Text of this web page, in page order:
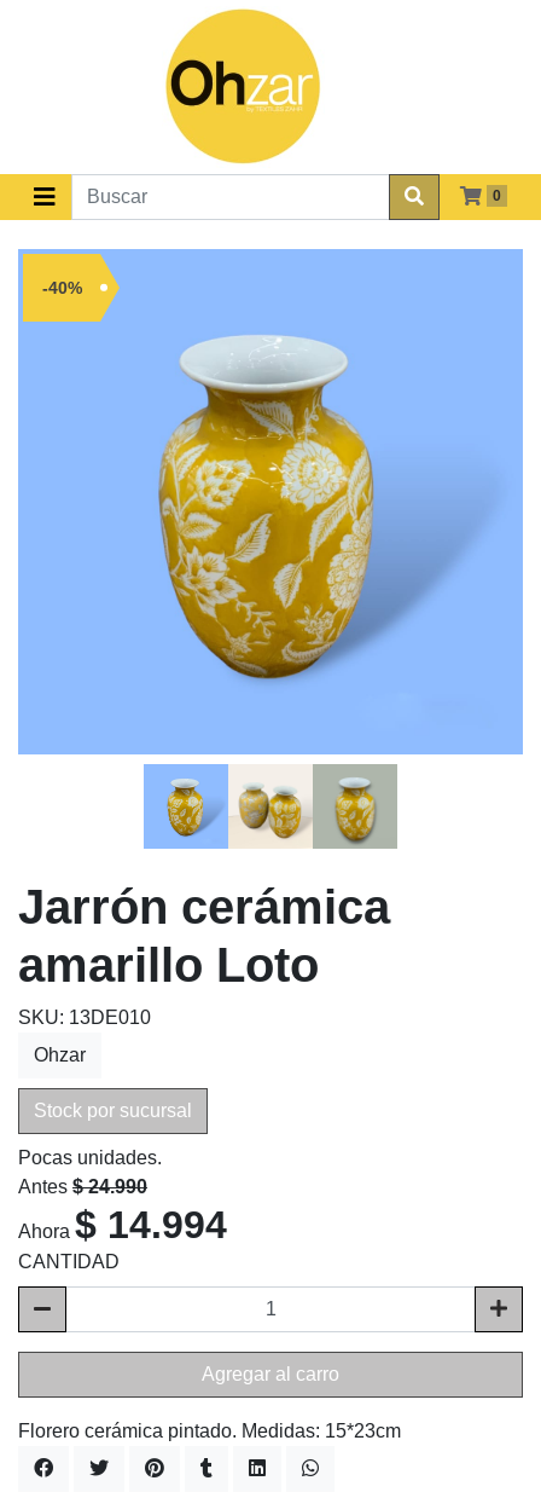
0
-40%
Jarrón cerámica
amarillo Loto
SKU: 13DE010
Ohzar
Stock por sucursal
Pocas unidades.
Antes $ 24.990
Ahora $ 14.994
CANTIDAD
Agregar al carro
Florero cerámica pintado. Medidas: 15*23cm